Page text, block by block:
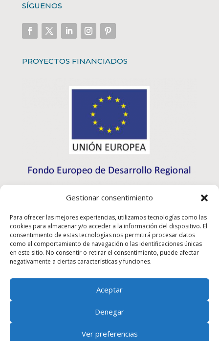
Gestionar consentimiento
Para ofrecer las mejores experiencias, utilizamos tecnologías como las
cookies para almacenar y/o acceder a la información del dispositivo. El
consentimiento de estas tecnologías nos permitirá procesar datos
como el comportamiento de navegación o las identificaciones únicas
en este sitio. No consentir o retirar el consentimiento, puede afectar
negativamente a ciertas características y funciones.
Aceptar
Denegar
Ver preferencias
SÍGUENOS
PROYECTOS FINANCIADOS
Rioma S.L. ha participado en el Programa de Iniciación
de ICEX, así como la cofinanciación de Fondos
medida de los mismos, al crecimiento económico de